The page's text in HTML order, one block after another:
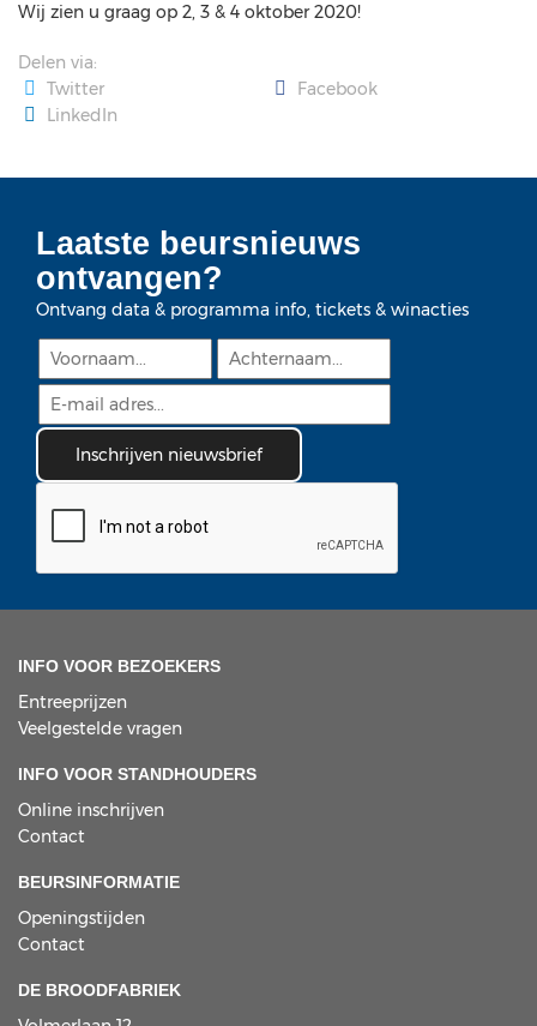
Wij zien u graag op 2, 3 & 4 oktober 2020!
Delen via:
Twitter
Facebook
LinkedIn
Laatste beursnieuws
ontvangen?
Ontvang data & programma info, tickets & winacties
INFO VOOR BEZOEKERS
Entreeprijzen
Veelgestelde vragen
INFO VOOR STANDHOUDERS
Online inschrijven
Contact
BEURSINFORMATIE
Openingstijden
Contact
DE BROODFABRIEK